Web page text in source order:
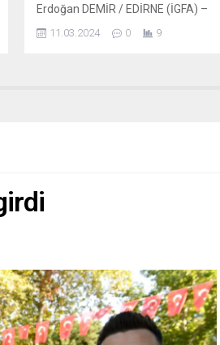
Erdoğan DEMİR / EDİRNE (İGFA) –
kentin tanıtımına büyük katkı sunan
11.03.2024 0 9